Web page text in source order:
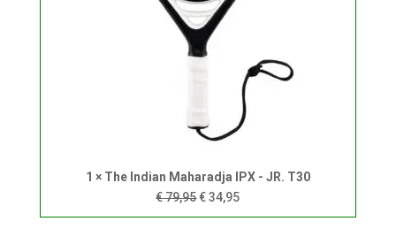
1 × The Indian Maharadja IPX - JR. T30
€79,95Oorspronkelijke
prijs
€34,95Huidige
prijs